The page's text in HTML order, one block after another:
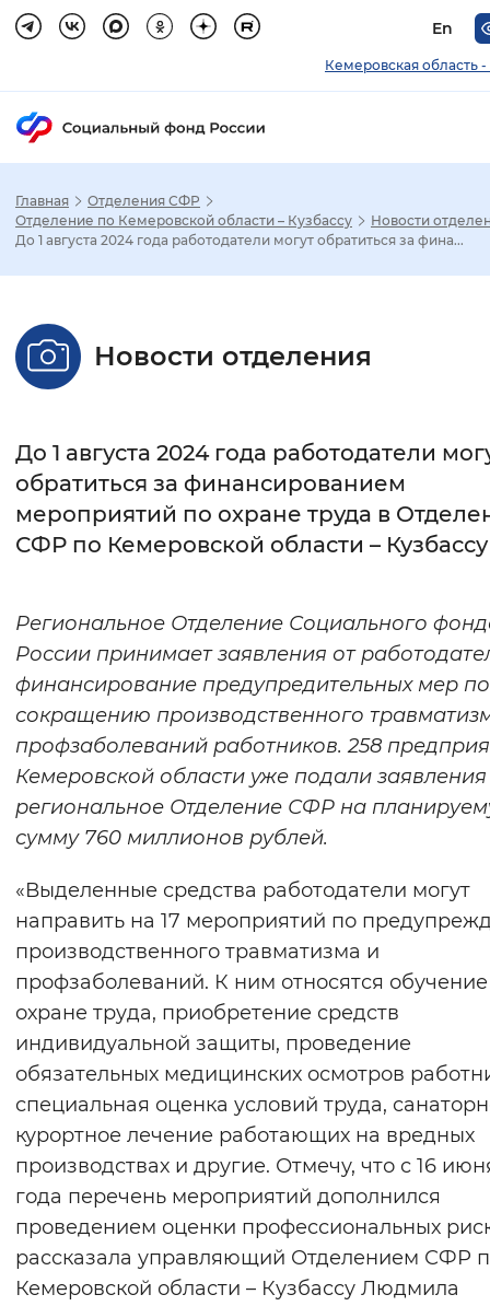
En
Кемеровская область -
Настройка режима отображения
Стандартный Увеличенный
Без засечек
Интервал между буквами
Цвет сайта
Синий фон
Изображения
Включены Выключены
Звуковой ассистент
Воспроизвести Остановить
Вернуть стандартные настройки
Главная
Отделения СФР
Отделение по Кемеровской области – Кузбассу
Новости
До 1 августа 2024 года работодатели могут обратиться за фина...
Новости отделения
До 1 августа 2024 года работодатели
обратиться за финансированием
мероприятий по охране труда в
СФР по Кемеровской области – Кузбассу
Региональное Отделение Социального
России принимает заявления от
финансирование предупредительных мер по
сокращению производственного
профзаболеваний работников. 258
Кемеровской области уже подали заявления
региональное Отделение СФР на
сумму 760 миллионов рублей.
«Выделенные средства работодатели могут
направить на 17 мероприятий по
производственного травматизма и
профзаболеваний. К ним относятся
охране труда, приобретение средств
индивидуальной защиты, проведение
обязательных медицинских осмотров
специальная оценка условий труда,
курортное лечение работающих на вредных
производствах и другие. Отмечу, что с 16
года перечень мероприятий дополнился
проведением оценки профессиональных
рассказала управляющий Отделением СФР
Кемеровской области – Кузбассу Людмила